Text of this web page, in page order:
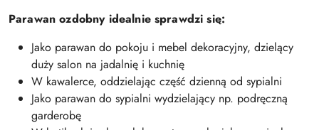
Parawan ozdobny idealnie sprawdzi się:
Jako parawan do pokoju i mebel dekoracyjny, dzielący
duży salon na jadalnię i kuchnię
W kawalerce, oddzielając część dzienną od sypialni
Jako parawan do sypialni wydzielający np. podręczną
garderobę